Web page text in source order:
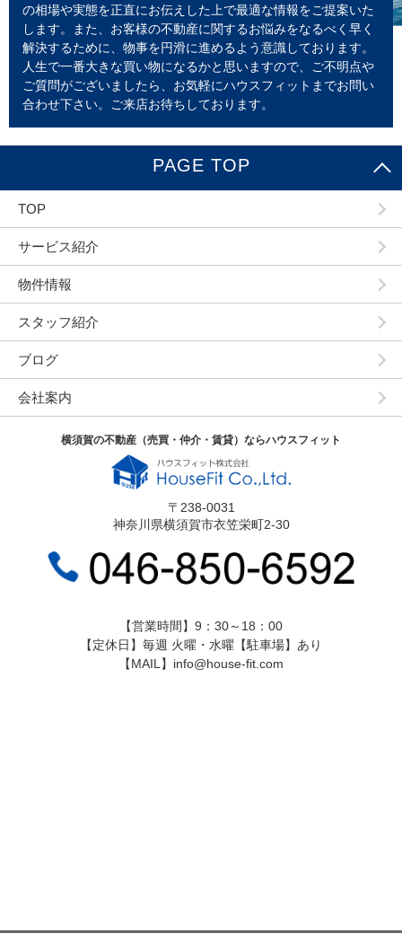
の相場や実態を正直にお伝えした上で最適な情報をご提案いた
します。また、お客様の不動産に関するお悩みをなるべく早く
解決するために、物事を円滑に進めるよう意識しております。
人生で一番大きな買い物になるかと思いますので、ご不明点や
ご質問がございましたら、お気軽にハウスフィットまでお問い
合わせ下さい。ご来店お待ちしております。
PAGE TOP
TOP
サービス紹介
物件情報
スタッフ紹介
ブログ
会社案内
横須賀の不動産（売買・仲介・賃貸）ならハウスフィット
〒238-0031
神奈川県横須賀市衣笠栄町2-30
【営業時間】9：30～18：00
【定休日】毎週 火曜・水曜【駐車場】あり
【MAIL】info@house-fit.com